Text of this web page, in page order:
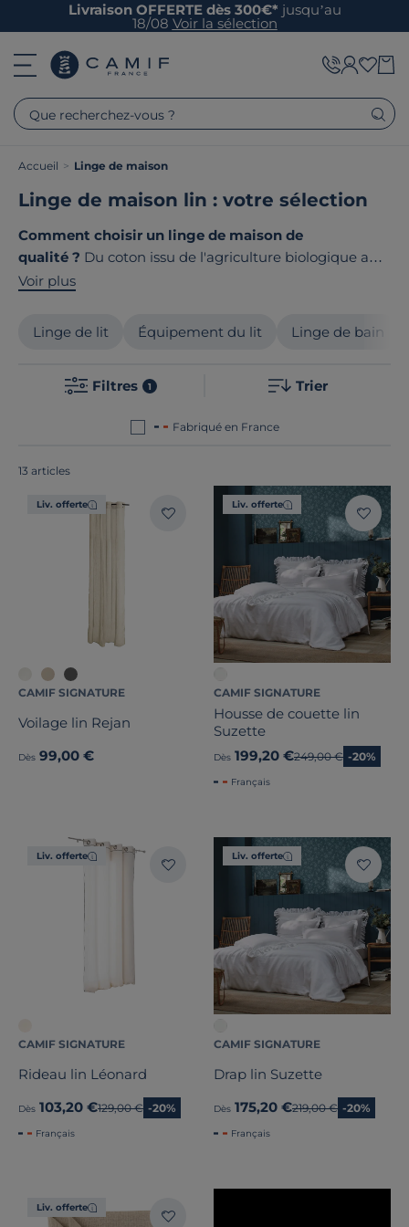
Livraison OFFERTE dès 300€* jusqu’au
18/08 Voir la sélection
Que recherchez-vous ?
Accueil > Linge de maison
Linge de maison lin : votre sélection
Comment choisir un linge de maison de
qualité ? Du coton issu de l'agriculture biologique au
lin français, en passant par la percale, les matières
le meilleur, nous avons tissé des liens précieux avec les
fabricants locaux
de linge de lit, linge de bain et linge
commun de notre linge ? Ils sont tousfabriqués en
Voir plus
Linge de lit Équipement du lit Linge de bain
Filtres 1 Trier
Fabriqué en France
13 articles
Liv. offerte
CAMIF SIGNATURE
Voilage lin Rejan
Dès 99,00 €
Liv. offerte
CAMIF SIGNATURE
Housse de couette lin
Suzette
Dès 199,20 €Ancien prix
249,00 € -20%
Français
Liv. offerte
CAMIF SIGNATURE
Rideau lin Léonard
Dès 103,20 €Ancien prix
129,00 € -20%
Français
Liv. offerte
CAMIF SIGNATURE
Drap lin Suzette
Dès 175,20 €Ancien prix
219,00 € -20%
Français
Liv. offerte
Traitement
Note des clients